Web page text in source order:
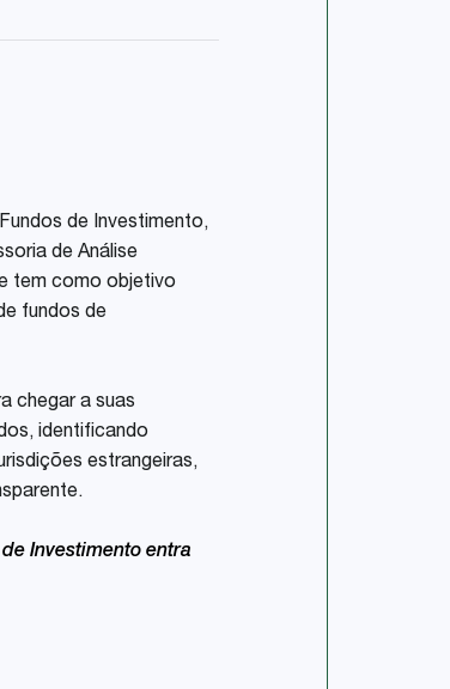
de Investimento,
de Análise
tem como objetivo
fundos de
chegar a suas
identificando
estrangeiras,
Investimento entra